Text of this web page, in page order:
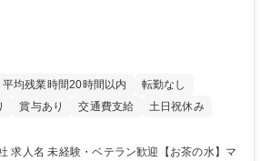
平均残業時間20時間以内
転勤なし
賞与あり 交通費支給 土日祝休み
】マ